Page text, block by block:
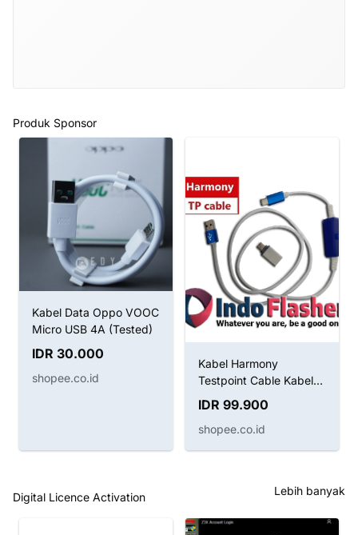
Produk Sponsor
Kabel Data Oppo VOOC
Micro USB 4A (Tested)
IDR 30.000
shopee.co.id
Kabel Harmony
Testpoint Cable Kabel
Boot Huawei
IDR 99.900
shopee.co.id
Digital Licence Activation Lebih banyak